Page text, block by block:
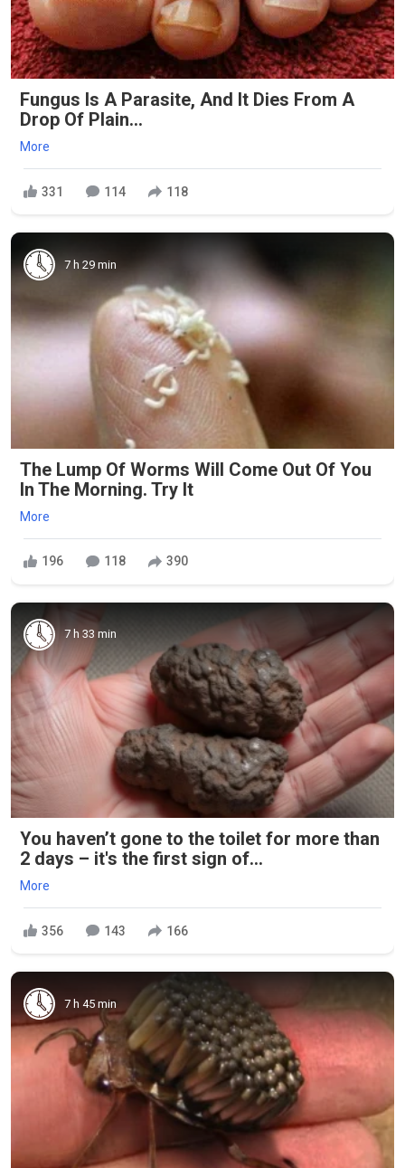
Fungus Is A Parasite, And It Dies From A
Drop Of Plain...
More
331 114 118
7 h 29 min
The Lump Of Worms Will Come Out Of You
In The Morning. Try It
More
196 118 390
7 h 33 min
You haven’t gone to the toilet for more than
2 days – it's the first sign of...
More
356 143 166
7 h 45 min